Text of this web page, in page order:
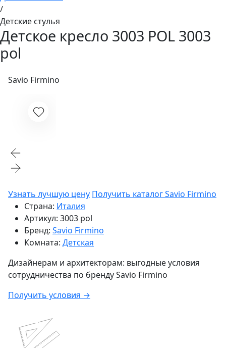
/
Детские стулья
Детское кресло 3003 POL 3003
pol
Savio Firmino
Узнать лучшую цену Получить каталог Savio Firmino
Страна: Италия
Артикул: 3003 pol
Бренд: Savio Firmino
Комната: Детская
Дизайнерам и архитекторам: выгодные условия
сотрудничества по брендуSavio Firmino
Получить условия →